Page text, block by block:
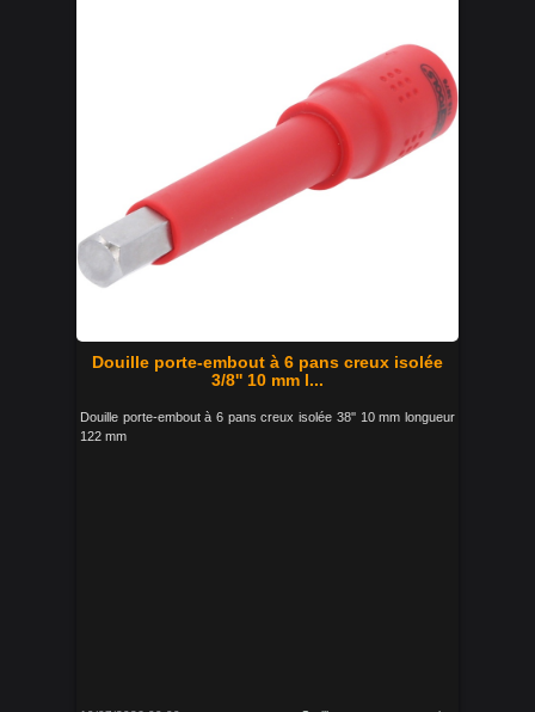
Douille porte-embout à 6 pans creux isolée
3/8'' 10 mm l...
Douille porte-embout à 6 pans creux isolée 38'' 10 mm longueur
122 mm